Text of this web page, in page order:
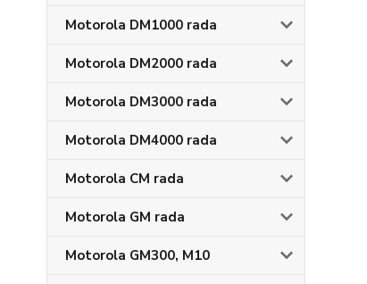
Motorola DM1000 rada
Motorola DM2000 rada
Motorola DM3000 rada
Motorola DM4000 rada
Motorola CM rada
Motorola GM rada
Motorola GM300, M10